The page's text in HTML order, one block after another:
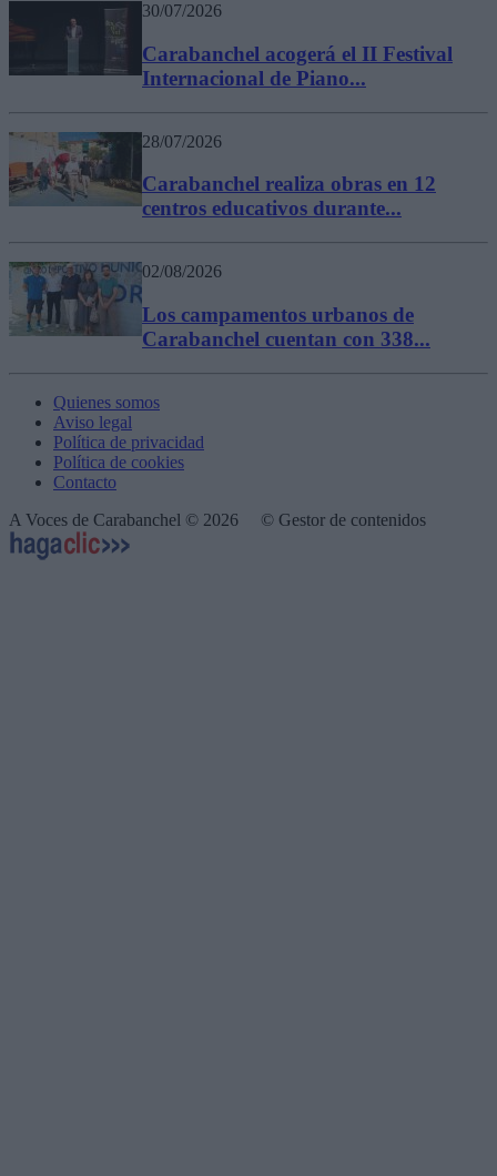
30/07/2026
Carabanchel acogerá el II Festival
Internacional de Piano...
28/07/2026
Carabanchel realiza obras en 12
centros educativos durante...
02/08/2026
Los campamentos urbanos de
Carabanchel cuentan con 338...
Quienes somos
Aviso legal
Política de privacidad
Política de cookies
Contacto
A Voces de Carabanchel © 2026 © Gestor de contenidos